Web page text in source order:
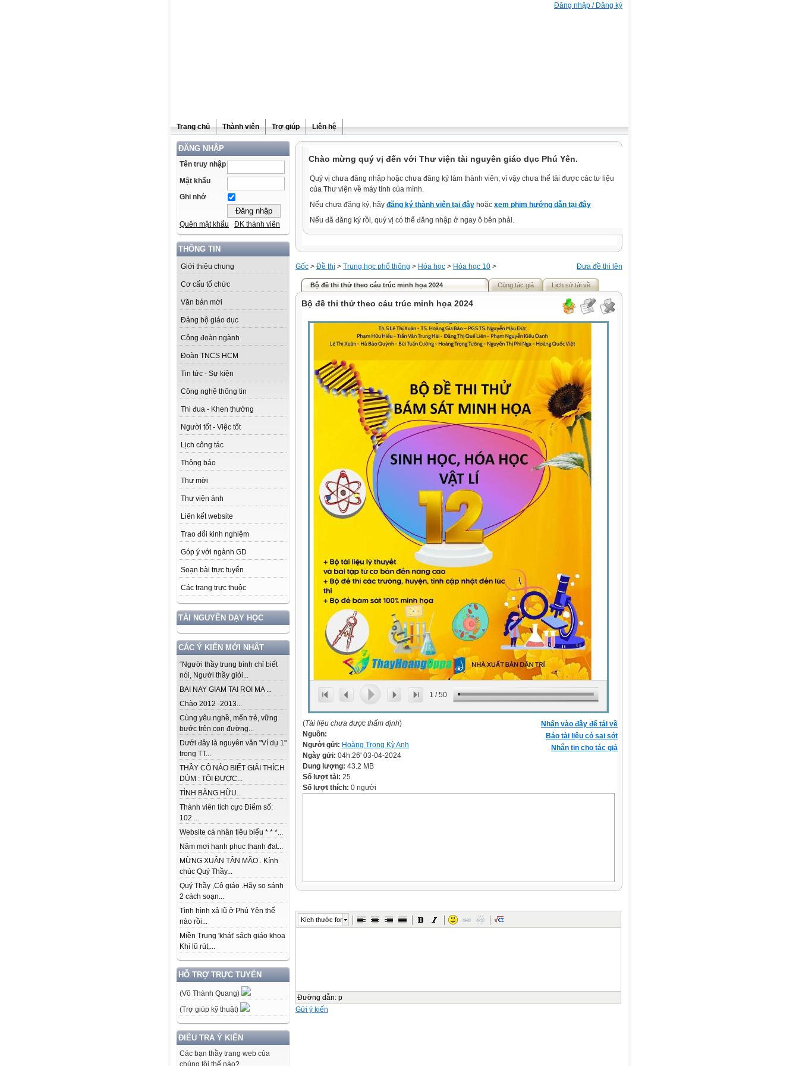
Đăng nhập / Đăng ký
Trang chủ Thành viên Trợ giúp Liên hệ
ĐĂNG NHẬP
Tên truy nhập
Mật khẩu
Ghi nhớ
Quên mật khẩu ĐK thành viên
THÔNG TIN
Giới thiệu chung
Cơ cấu tổ chức
Văn bản mới
Đảng bộ giáo dục
Công đoàn ngành
Đoàn TNCS HCM
Tin tức - Sự kiện
Công nghệ thông tin
Thi đua - Khen thưởng
Người tốt - Việc tốt
Lịch công tác
Thông báo
Thư mời
Thư viện ảnh
Liên kết website
Trao đổi kinh nghiệm
Góp ý với ngành GD
Soạn bài trực tuyến
Các trang trực thuộc
TÀI NGUYÊN DẠY HỌC
CÁC Ý KIẾN MỚI NHẤT
“Người thầy trung bình chỉ biết
nói, Người thầy giỏi...
BAI NAY GIAM TAI ROI MA ...
Chào 2012 -2013...
Cùng yêu nghề, mến trẻ, vững
bước trên con đường...
Dưới đây là nguyên văn "Ví dụ 1"
trong TT...
THẦY CÔ NÀO BIẾT GIẢI THÍCH
DÙM : TÔI ĐƯỢC...
TÌNH BẰNG HỮU...
Thành viên tích cực Điểm số:
102 ...
Website cá nhân tiêu biểu * * *...
Năm mơi hanh phuc thanh đat...
MỪNG XUÂN TÂN MÃO . Kính
chúc Quý Thầy...
Quý Thầy ,Cô giáo .Hãy so sánh
2 cách soạn...
Tình hình xả lũ ở Phú Yên thế
nào rồi...
Miền Trung 'khát' sách giáo khoa
Khi lũ rút,...
HỖ TRỢ TRỰC TUYẾN
(Võ Thành Quang)
(Trợ giúp kỹ thuật)
ĐIỀU TRA Ý KIẾN
Các bạn thầy trang web của
chúng tôi thế nào?
Chào mừng quý vị đến với Thư viện tài nguyên giáo dục Phú Yên.
Quý vị chưa đăng nhập hoặc chưa đăng ký làm thành viên, vì vậy chưa thể tải được các tư liệu
của Thư viện về máy tính của mình.
Nếu chưa đăng ký, hãy đăng ký thành viên tại đây hoặc xem phim hướng dẫn tại đây
Nếu đã đăng ký rồi, quý vị có thể đăng nhập ở ngay ô bên phải.
Đưa đề thi lên
Gốc > Đề thi > Trung học phổ thông > Hóa học > Hóa học 10 >
Bộ đề thi thử theo cáu trúc minh họa 2024 Cùng tác giả Lịch sử tải về
Bộ đề thi thử theo cáu trúc minh họa 2024
1 /50
Nhấn vào đây để tải về
Báo tài liệu có sai sót
Nhắn tin cho tác giả
(Tài liệu chưa được thẩm định)
Nguồn:
Người gửi: Hoàng Trọng Kỳ Anh
Ngày gửi: 04h:26' 03-04-2024
Dung lượng: 43.2 MB
Số lượt tải: 25
Số lượt thích: 0 người
Kích thước font
Đường dẫn: p
Gửi ý kiến